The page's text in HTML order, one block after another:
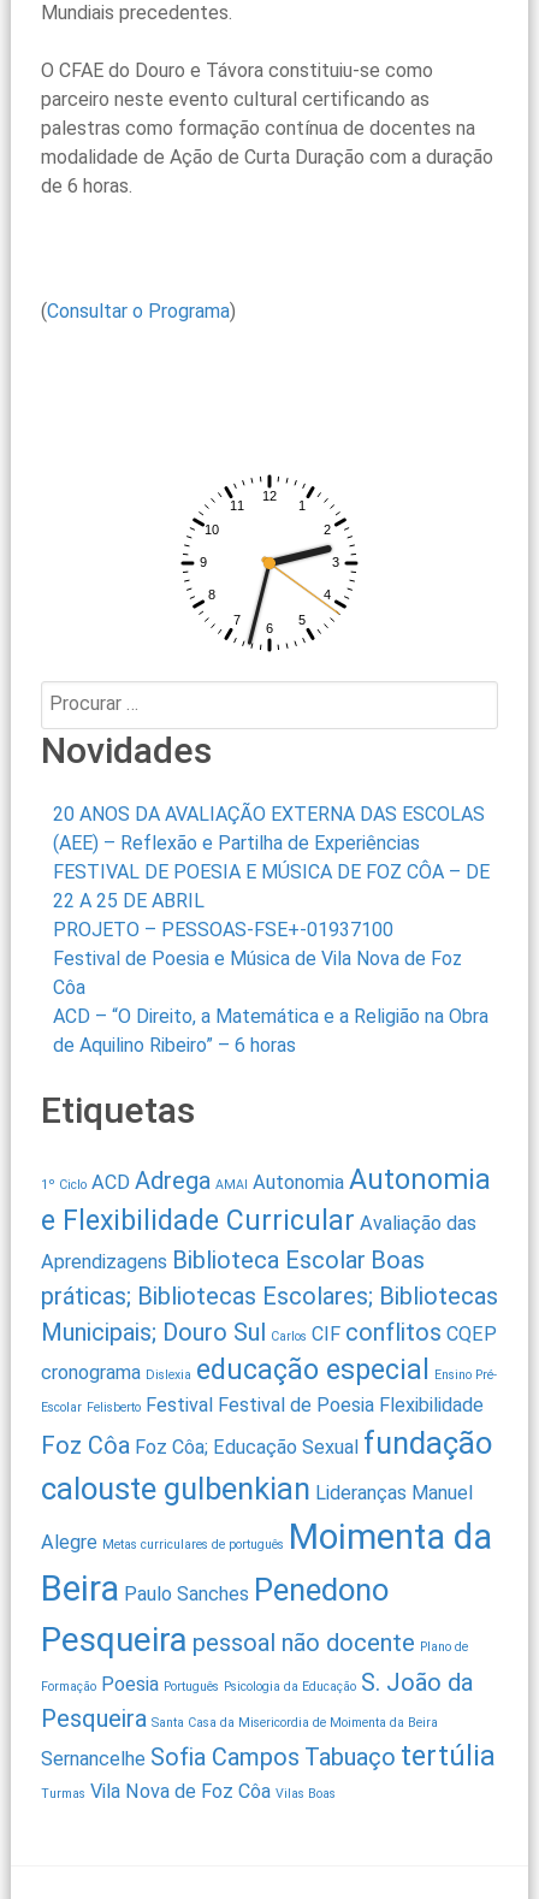
Mundiais precedentes.
O CFAE do Douro e Távora constituiu-se como
parceiro neste evento cultural certificando as
palestras como formação contínua de docentes na
modalidade de Ação de Curta Duração com a duração
de 6 horas.
(Consultar o Programa)
Procurar:
Novidades
20 ANOS DA AVALIAÇÃO EXTERNA DAS ESCOLAS
(AEE) – Reflexão e Partilha de Experiências
FESTIVAL DE POESIA E MÚSICA DE FOZ CÔA – DE
22 A 25 DE ABRIL
PROJETO – PESSOAS-FSE+-01937100
Festival de Poesia e Música de Vila Nova de Foz
Côa
ACD – “O Direito, a Matemática e a Religião na Obra
de Aquilino Ribeiro” – 6 horas
Etiquetas
1º Ciclo ACD Adrega AMAI Autonomia Autonomia
e Flexibilidade Curricular Avaliação das
Aprendizagens Biblioteca Escolar Boas
práticas; Bibliotecas Escolares; Bibliotecas
Municipais; Douro Sul
Carlos CIF conflitos CQEP
cronograma Dislexia educação especial Ensino Pré-
Escolar Felisberto Festival Festival de Poesia Flexibilidade
Foz Côa Foz Côa; Educação Sexual fundação
calouste gulbenkian Lideranças Manuel
Alegre Metas curriculares de português Moimenta da
Beira Paulo Sanches Penedono
Pesqueira pessoal não docente Plano de
Formação Poesia Português Psicologia da Educação S. João da
Pesqueira Santa Casa da Misericordia de Moimenta da Beira
Sernancelhe Sofia Campos Tabuaço tertúlia
Turmas Vila Nova de Foz Côa Vilas Boas